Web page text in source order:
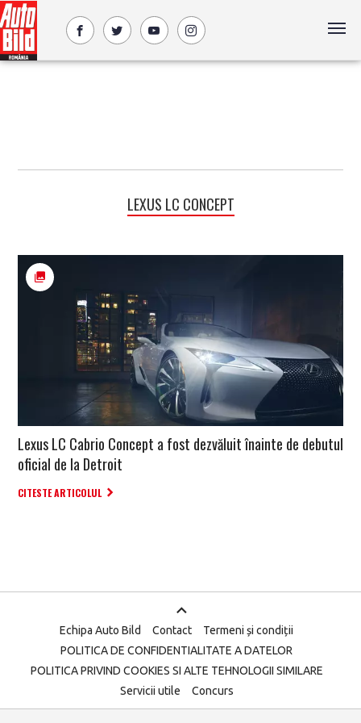
LEXUS LC CONCEPT
Lexus LC Cabrio Concept a fost dezvăluit înainte de debutul
oficial de la Detroit
CITESTE ARTICOLUL
Echipa Auto Bild Contact
Termeni și condiții
POLITICA DE CONFIDENTIALITATE A DATELOR
POLITICA PRIVIND COOKIES SI ALTE TEHNOLOGII SIMILARE
Servicii utile
Concurs